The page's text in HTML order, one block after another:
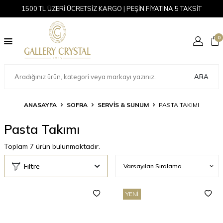
1500 TL ÜZERİ ÜCRETSİZ KARGO | PEŞİN FİYATINA 5 TAKSİT
ARA
0
ANASAYFA SOFRA SERVIS & SUNUM PASTA TAKIMI
Pasta Takımı
Toplam 7 ürün bulunmaktadır.
Filtre
YENI